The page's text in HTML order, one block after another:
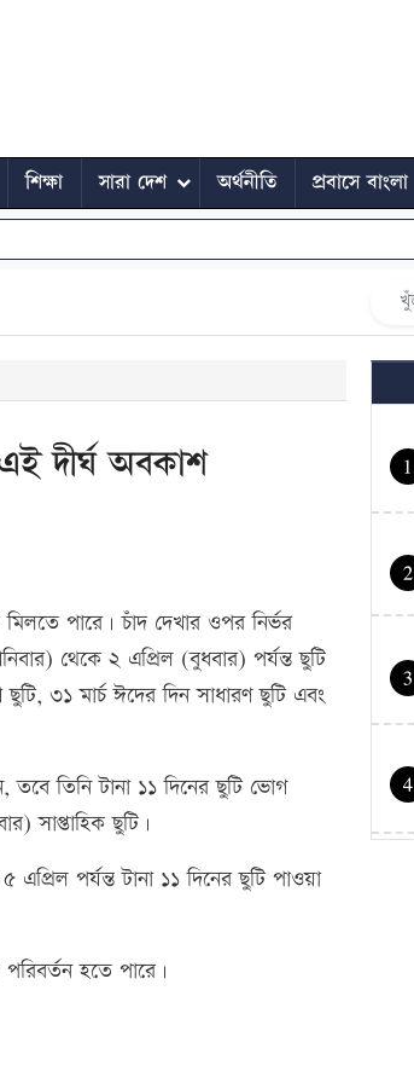
শিক্ষা সারা দেশ অর্থনীতি প্রবাসে বাংলা
দীর্ঘ অবকাশ
পারে। চাঁদ দেখার ওপর নির্ভর
থেকে ২ এপ্রিল (বুধবার) পর্যন্ত ছুটি
ছুটি, ৩১ মার্চ ঈদের দিন সাধারণ ছুটি এবং
তিনি টানা ১১ দিনের ছুটি ভোগ
সাপ্তাহিক ছুটি।
এপ্রিল পর্যন্ত টানা ১১ দিনের ছুটি পাওয়া
হতে পারে।
1
2
3
4